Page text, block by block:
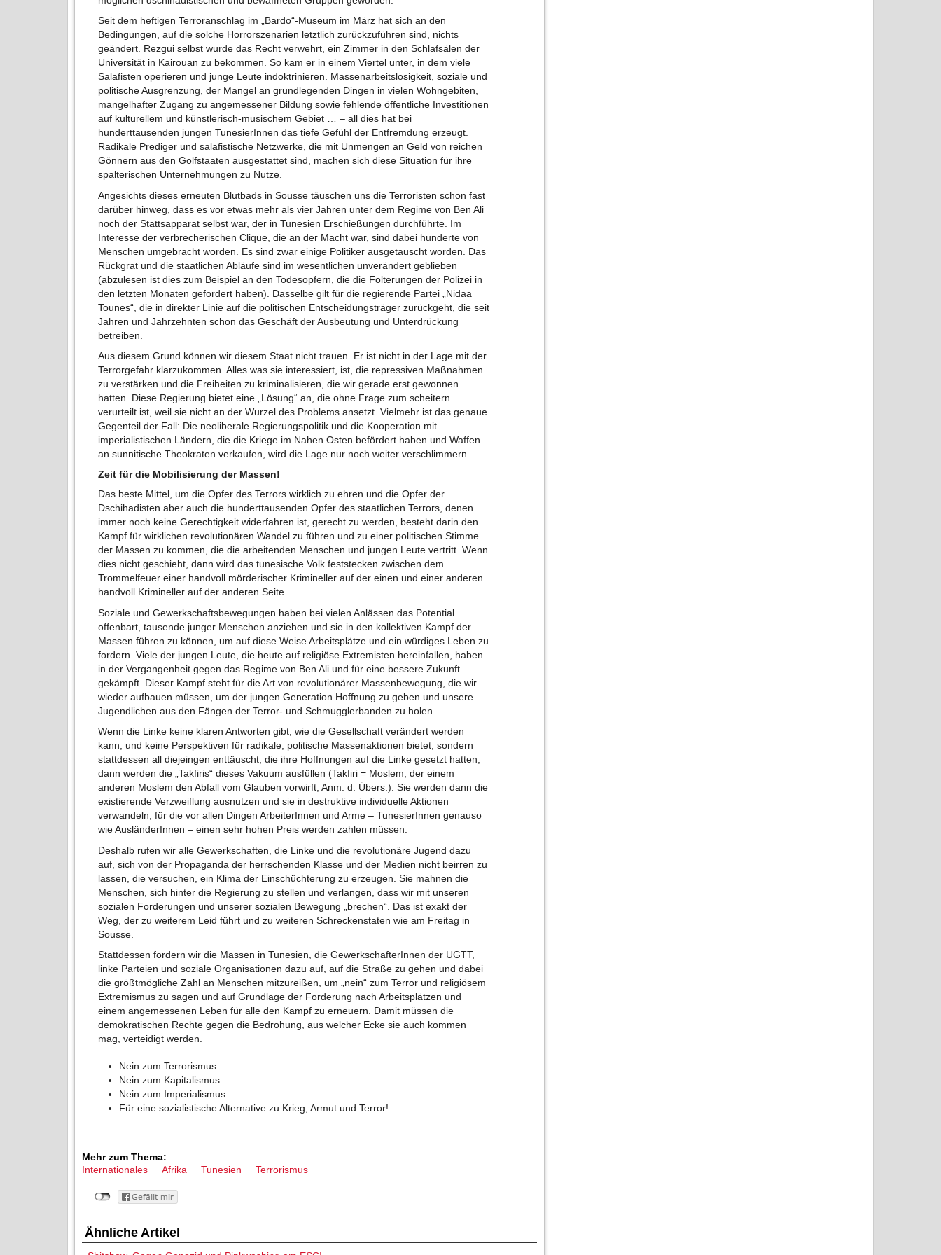
Seit dem heftigen Terroranschlag im „Bardo“-Museum im März hat sich an den
Bedingungen, auf die solche Horrorszenarien letztlich zurückzuführen sind, nichts
geändert. Rezgui selbst wurde das Recht verwehrt, ein Zimmer in den Schlafsälen der
Universität in Kairouan zu bekommen. So kam er in einem Viertel unter, in dem viele
Salafisten operieren und junge Leute indoktrinieren. Massenarbeitslosigkeit, soziale und
politische Ausgrenzung, der Mangel an grundlegenden Dingen in vielen Wohngebiten,
mangelhafter Zugang zu angemessener Bildung sowie fehlende öffentliche Investitionen
auf kulturellem und künstlerisch-musischem Gebiet … – all dies hat bei
hunderttausenden jungen TunesierInnen das tiefe Gefühl der Entfremdung erzeugt.
Radikale Prediger und salafistische Netzwerke, die mit Unmengen an Geld von reichen
Gönnern aus den Golfstaaten ausgestattet sind, machen sich diese Situation für ihre
spalterischen Unternehmungen zu Nutze.
Angesichts dieses erneuten Blutbads in Sousse täuschen uns die Terroristen schon fast
darüber hinweg, dass es vor etwas mehr als vier Jahren unter dem Regime von Ben Ali
noch der Stattsapparat selbst war, der in Tunesien Erschießungen durchführte. Im
Interesse der verbrecherischen Clique, die an der Macht war, sind dabei hunderte von
Menschen umgebracht worden. Es sind zwar einige Politiker ausgetauscht worden. Das
Rückgrat und die staatlichen Abläufe sind im wesentlichen unverändert geblieben
(abzulesen ist dies zum Beispiel an den Todesopfern, die die Folterungen der Polizei in
den letzten Monaten gefordert haben). Dasselbe gilt für die regierende Partei „Nidaa
Tounes“, die in direkter Linie auf die politischen Entscheidungsträger zurückgeht, die seit
Jahren und Jahrzehnten schon das Geschäft der Ausbeutung und Unterdrückung
betreiben.
Aus diesem Grund können wir diesem Staat nicht trauen. Er ist nicht in der Lage mit der
Terrorgefahr klarzukommen. Alles was sie interessiert, ist, die repressiven Maßnahmen
zu verstärken und die Freiheiten zu kriminalisieren, die wir gerade erst gewonnen
hatten. Diese Regierung bietet eine „Lösung“ an, die ohne Frage zum scheitern
verurteilt ist, weil sie nicht an der Wurzel des Problems ansetzt. Vielmehr ist das genaue
Gegenteil der Fall: Die neoliberale Regierungspolitik und die Kooperation mit
imperialistischen Ländern, die die Kriege im Nahen Osten befördert haben und Waffen
an sunnitische Theokraten verkaufen, wird die Lage nur noch weiter verschlimmern.
Zeit für die Mobilisierung der Massen!
Das beste Mittel, um die Opfer des Terrors wirklich zu ehren und die Opfer der
Dschihadisten aber auch die hunderttausenden Opfer des staatlichen Terrors, denen
immer noch keine Gerechtigkeit widerfahren ist, gerecht zu werden, besteht darin den
Kampf für wirklichen revolutionären Wandel zu führen und zu einer politischen Stimme
der Massen zu kommen, die die arbeitenden Menschen und jungen Leute vertritt. Wenn
dies nicht geschieht, dann wird das tunesische Volk feststecken zwischen dem
Trommelfeuer einer handvoll mörderischer Krimineller auf der einen und einer anderen
handvoll Krimineller auf der anderen Seite.
Soziale und Gewerkschaftsbewegungen haben bei vielen Anlässen das Potential
offenbart, tausende junger Menschen anziehen und sie in den kollektiven Kampf der
Massen führen zu können, um auf diese Weise Arbeitsplätze und ein würdiges Leben zu
fordern. Viele der jungen Leute, die heute auf religiöse Extremisten hereinfallen, haben
in der Vergangenheit gegen das Regime von Ben Ali und für eine bessere Zukunft
gekämpft. Dieser Kampf steht für die Art von revolutionärer Massenbewegung, die wir
wieder aufbauen müssen, um der jungen Generation Hoffnung zu geben und unsere
Jugendlichen aus den Fängen der Terror- und Schmugglerbanden zu holen.
Wenn die Linke keine klaren Antworten gibt, wie die Gesellschaft verändert werden
kann, und keine Perspektiven für radikale, politische Massenaktionen bietet, sondern
stattdessen all diejeingen enttäuscht, die ihre Hoffnungen auf die Linke gesetzt hatten,
dann werden die „Takfiris“ dieses Vakuum ausfüllen (Takfiri = Moslem, der einem
anderen Moslem den Abfall vom Glauben vorwirft; Anm. d. Übers.). Sie werden dann die
existierende Verzweiflung ausnutzen und sie in destruktive individuelle Aktionen
verwandeln, für die vor allen Dingen ArbeiterInnen und Arme – TunesierInnen genauso
wie AusländerInnen – einen sehr hohen Preis werden zahlen müssen.
Deshalb rufen wir alle Gewerkschaften, die Linke und die revolutionäre Jugend dazu
auf, sich von der Propaganda der herrschenden Klasse und der Medien nicht beirren zu
lassen, die versuchen, ein Klima der Einschüchterung zu erzeugen. Sie mahnen die
Menschen, sich hinter die Regierung zu stellen und verlangen, dass wir mit unseren
sozialen Forderungen und unserer sozialen Bewegung „brechen“. Das ist exakt der
Weg, der zu weiterem Leid führt und zu weiteren Schreckenstaten wie am Freitag in
Sousse.
Stattdessen fordern wir die Massen in Tunesien, die GewerkschafterInnen der UGTT,
linke Parteien und soziale Organisationen dazu auf, auf die Straße zu gehen und dabei
die größtmögliche Zahl an Menschen mitzureißen, um „nein“ zum Terror und religiösem
Extremismus zu sagen und auf Grundlage der Forderung nach Arbeitsplätzen und
einem angemessenen Leben für alle den Kampf zu erneuern. Damit müssen die
demokratischen Rechte gegen die Bedrohung, aus welcher Ecke sie auch kommen
mag, verteidigt werden.
Nein zum Terrorismus
Nein zum Kapitalismus
Nein zum Imperialismus
Für eine sozialistische Alternative zu Krieg, Armut und Terror!
Mehr zum Thema:
Internationales
Afrika Tunesien Terrorismus
Ähnliche Artikel